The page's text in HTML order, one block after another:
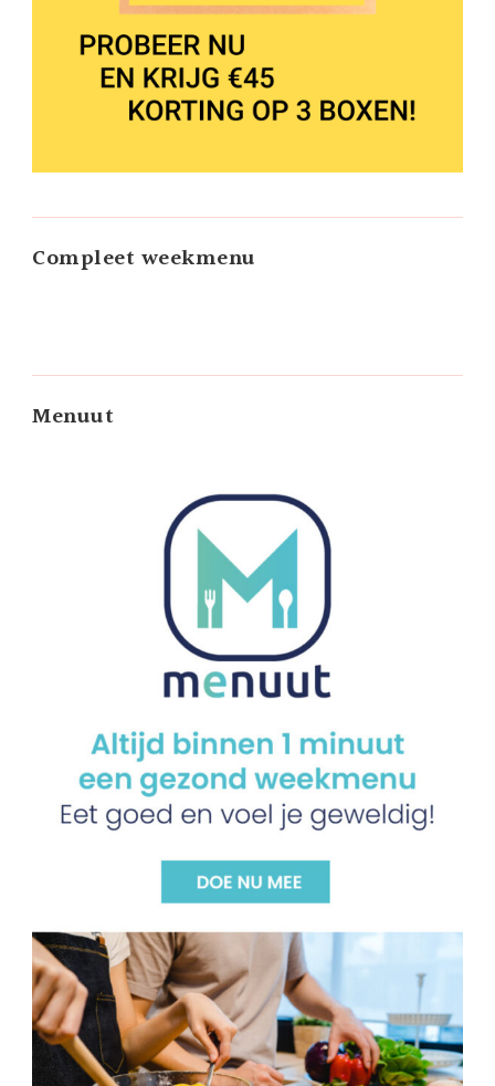
Compleet weekmenu
Menuut